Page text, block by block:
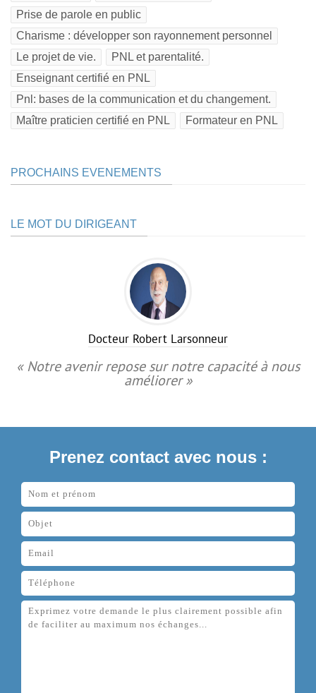
Prise de parole en public
Charisme : développer son rayonnement personnel
Le projet de vie.
PNL et parentalité.
Enseignant certifié en PNL
Pnl: bases de la communication et du changement.
Maître praticien certifié en PNL
Formateur en PNL
PROCHAINS EVENEMENTS
LE MOT DU DIRIGEANT
Docteur Robert Larsonneur
« Notre avenir repose sur notre capacité à nous
améliorer »
Prenez contact avec nous :